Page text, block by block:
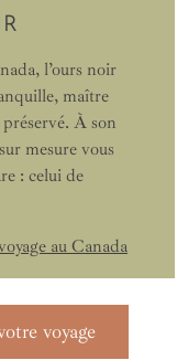
l’ours noir
maître
À son
mesure vous
: celui de
au Canada
voyage